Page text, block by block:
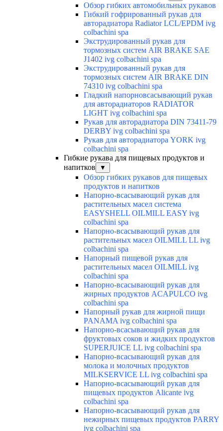
Обзор гибких автомобильных рукавов
Гибкий гофрированный рукав для
авторадиатора Radiator LCL/EPDM ivg
colbachini spa
Экструдированный рукав для
тормозных систем AIR BRAKE SAE
J1402 ivg colbachini spa
Экструдированный рукав для
тормозных систем AIR BRAKE DIN
74310 ivg colbachini spa
Гладкий напорновсасывающий рукав
для авторадиаторов RADIATOR
LIGHT ivg colbachini spa
Рукав для авторадиатора DIN 73411-79
DERBY ivg colbachini spa
Рукав для авторадиатора YORK ivg
colbachini spa
Гибкие рукава для пищевых продуктов и
напитков
▼
Обзор гибких рукавов для пищевых
продуктов и напитков
Напорно-всасывающий рукав для
растительных масел система
EASYSHELL OILMILL EASY ivg
colbachini spa
Напорно-всасывающий рукав для
растительных масел OILMILL LL ivg
colbachini spa
Напорный пищевой рукав для
растительных масел OILMILL ivg
colbachini spa
Напорно-всасывающий рукав для
жирных продуктов ACAPULCO ivg
colbachini spa
Напорный рукав для жирной пищи
PANAMA ivg colbachini spa
Напорно-всасывающий рукав для
фруктовых соков и жидких продуктов
SUPERJUICE LL ivg colbachini spa
Напорно-всасывающий рукав для
молока и молочных продуктов
MILKSERVICE LL ivg colbachini spa
Напорно-всасывающий рукав для
пищевых продуктов Alicante ivg
colbachini spa
Напорно-всасывающий рукав для
нежирных пищевых продуктов PARRY
ivg colbachini spa